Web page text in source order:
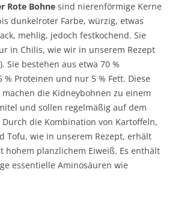
Rote Bohne sind nierenförmige Kerne
dunkelroter Farbe, würzig, etwas
mehlig, jedoch festkochend. Sie
in Chilis, wie wir in unserem Rezept
Sie bestehen aus etwa 70 %
% Proteinen und nur 5 % Fett. Diese
die Kidneybohnen zu einem
und sollen regelmäßig auf dem
die Kombination von Kartoffeln,
Tofu, wie in unserem Rezept, erhält
hohem planzlichem Eiweiß. Es enthält
essentielle Aminosäuren wie